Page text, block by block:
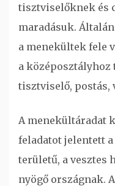
tisztviselőknek és
maradásuk.
a menekültek fele
a
tisztviselő, postás,
A menekültáradat
feladatot jelentett
területű, a vesztes
nyögő országnak.